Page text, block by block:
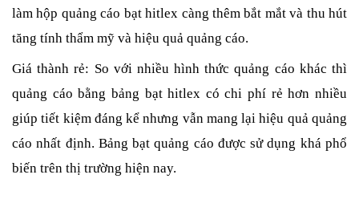
làm hộp quảng cáo bạt hitlex càng thêm bắt mắt và thu hút
tăng tính thẩm mỹ và hiệu quả quảng cáo.
Giá thành rẻ: So với nhiều hình thức quảng cáo khác thì
quảng cáo bằng bảng bạt hitlex có chi phí rẻ hơn nhiều
giúp tiết kiệm đáng kể nhưng vẫn mang lại hiệu quả quảng
cáo nhất định. Bảng bạt quảng cáo được sử dụng khá phổ
biến trên thị trường hiện nay.